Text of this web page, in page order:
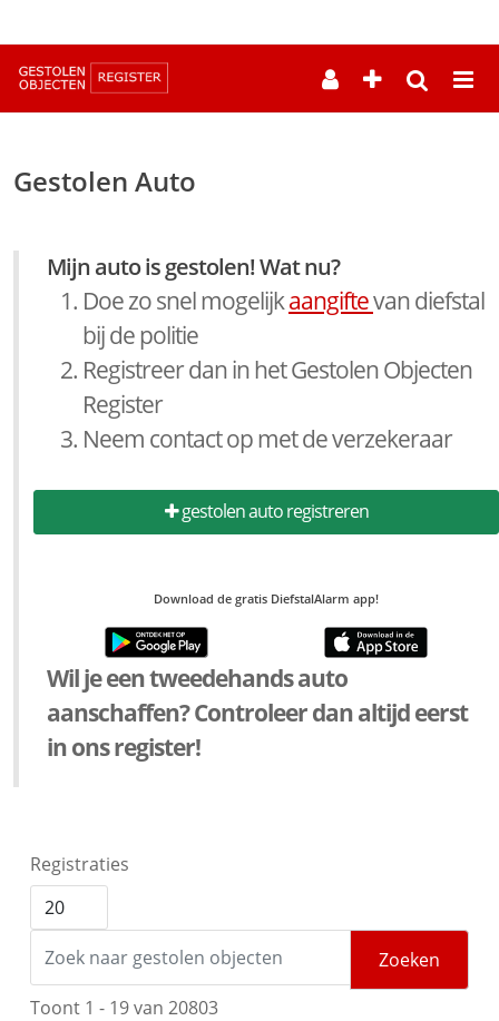
Gestolen Auto
Mijn auto is gestolen! Wat nu?
Doe zo snel mogelijkaangiftevan diefstal
bij de politie
Registreer dan in het Gestolen Objecten
Register
Neem contact op met de verzekeraar
gestolen auto registreren
Download de gratis DiefstalAlarm app!
Wil je een tweedehands auto
aanschaffen? Controleer dan altijd eerst
in ons register!
Registraties
Zoeken
Toont 1 - 19 van 20803